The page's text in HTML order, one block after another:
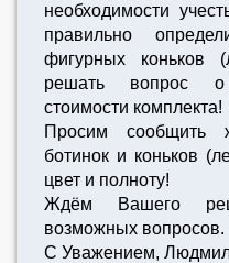
необходимости
правильно
фигурных коньков
решать вопрос о
стоимости комплекта!
Просим сообщить
ботинок и коньков
цвет и полноту!
Ждём Вашего
возможных вопросов.
С Уважением,